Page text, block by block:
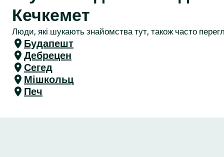
Кечкемет
Люди, які шукають знайомства тут, також часто
Будапешт
Дебрецен
Сегед
Мішкольц
Печ